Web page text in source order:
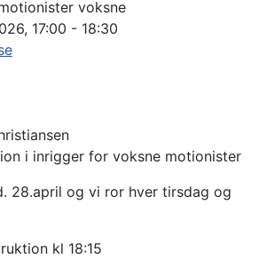
voksne
17:00 - 18:30
i inrigger for voksne motionister
28.april og vi ror hver tirsdag og
kl 18:15